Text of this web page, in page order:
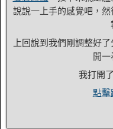
說說一上手的感覺吧，
上回說到我們剛調整好
開
我打開
點擊